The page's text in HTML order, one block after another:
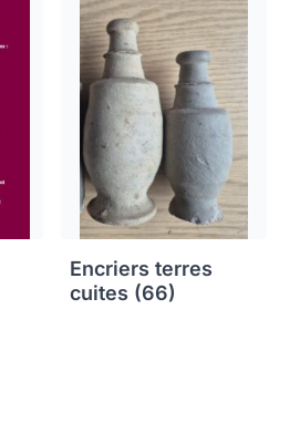
Encriers terres
cuites (66)